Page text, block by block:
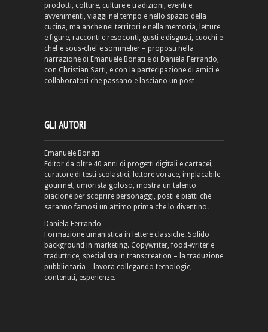
prodotti, colture, culture e tradizioni, eventi e
avvenimenti, viaggi nel tempo e nello spazio della
cucina, ma anche nei territori e nella memoria, letture
e figure, racconti e resoconti, gusti e disgusti, cuochi e
chef e sous-chef e sommelier – proposti nella
narrazione di Emanuele Bonati e di Daniela Ferrando,
con Christian Sarti, e con la partecipazione di amici e
collaboratori che passano e lasciano un post…
GLI AUTORI
Emanuele Bonati
Editor da oltre 40 anni di progetti digitali e cartacei,
curatore di testi scolastici, lettore vorace, implacabile
gourmet, umorista goloso, mostra un talento
piacione per scoprire personaggi, posti e piatti che
saranno famosi un attimo prima che lo diventino.
Daniela Ferrando
Formazione umanistica in lettere classiche. Solido
background in marketing. Copywriter, food-writer e
traduttrice, specialista in transcreation – la traduzione
pubblicitaria – lavora collegando tecnologie,
contenuti, esperienze.